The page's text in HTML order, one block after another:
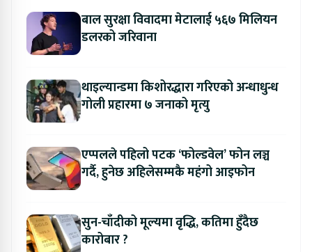
बाल सुरक्षा विवादमा मेटालाई ५६७ मिलियन
डलरको जरिवाना
थाइल्यान्डमा किशोरद्धारा गरिएको अन्धाधुन्ध
गोली प्रहारमा ७ जनाको मृत्यु
एप्पलले पहिलो पटक ‘फोल्डवेल’ फोन लञ्च
गर्दै, हुनेछ अहिलेसम्मकै महंगो आइफोन
सुन-चाँदीको मूल्यमा वृद्धि, कतिमा हुँदैछ
कारोबार ?